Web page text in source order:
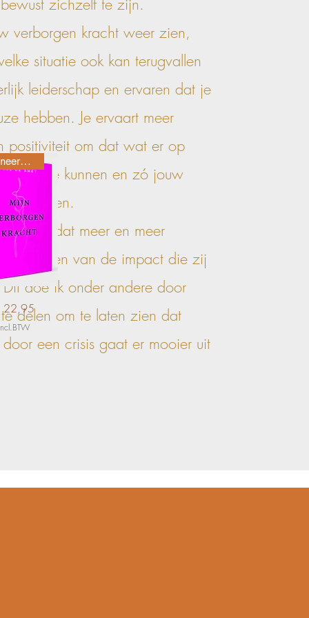
zichzelf te zijn.
verborgen kracht weer zien,
situatie ook kan terugvallen
leiderschap en ervaren dat je
hebben. Je ervaart meer
positiviteit om dat wat er op
aan te kunnen en zó jouw
kan leven.
ik bij dat meer en meer
worden van de impact die zij
doe ik onder andere door
delen om te laten zien dat
een crisis gaat er mooier uit
Gesigneerd door Ilse
22,95